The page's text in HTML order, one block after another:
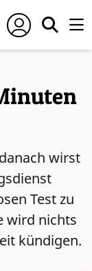
wirst
Test zu
wird nichts
kündigen.